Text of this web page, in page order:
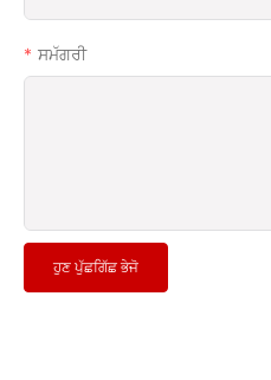
ਸਮੱਗਰੀ
ਹੁਣ ਪੁੱਛਗਿੱਛ ਭੇਜੋ